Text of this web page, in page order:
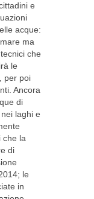
e
acque:
ma
che
le
per poi
Ancora
di
laghi e
che la
di
le
in